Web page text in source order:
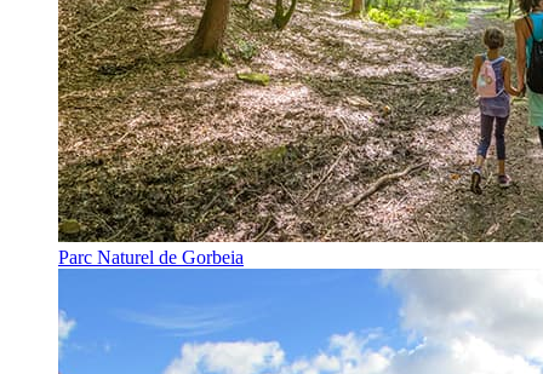
Parc Naturel de Gorbeia